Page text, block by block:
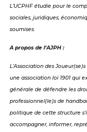
L’UCPHF étudie pour le
sociales, juridiques,
soumises.
A propos de l’AJPH :
L’Association des
une association loi 1901 qui
générale de défendre les
professionnel(le)s de
politique de cette structure
accompagner, informer,